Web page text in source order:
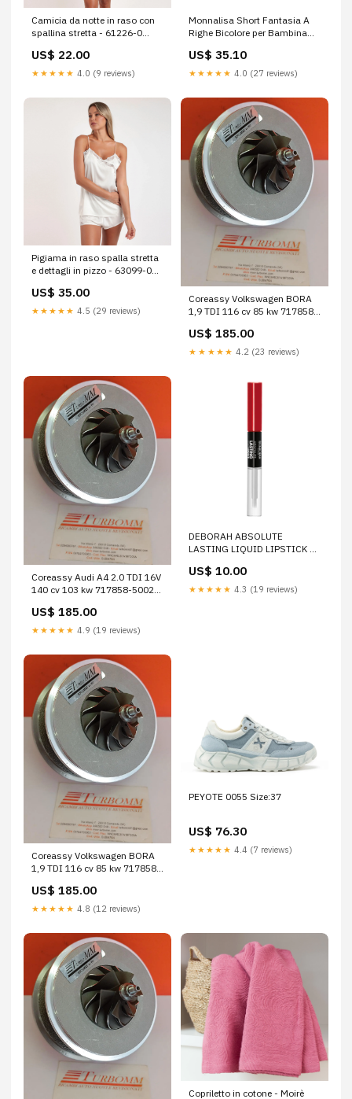
Camicia da notte in raso con
spallina stretta - 61226-0
US$ 22.00
★★★★★ 4.0 (9 reviews)
Monnalisa Short Fantasia A
Righe Bicolore per Bambina
US$ 35.10
★★★★★ 4.0 (27 reviews)
Pigiama in raso spalla stretta
e dettagli in pizzo - 63099-0
US$ 35.00
★★★★★ 4.5 (29 reviews)
Coreassy Volkswagen BORA
1,9 TDI 116 cv 85 kw 717858-
TRANSPORTER IV 2.5 TDI – cv
102 – kw 75
US$ 185.00
★★★★★ 4.2 (23 reviews)
Coreassy Audi A4 2.0 TDI 16V
140 cv 103 kw 717858-5002
TDI 75 cv 55 kw
US$ 185.00
★★★★★ 4.9 (19 reviews)
DEBORAH ABSOLUTE
LASTING LIQUID LIPSTICK 10
US$ 10.00
★★★★★ 4.3 (19 reviews)
Coreassy Volkswagen BORA
1,9 TDI 116 cv 85 kw 717858-
US$ 185.00
★★★★★ 4.8 (12 reviews)
PEYOTE 0055 Size:37
US$ 76.30
★★★★★ 4.4 (7 reviews)
Copriletto in cotone - Moirè